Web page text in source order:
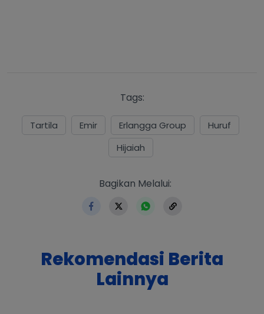
Tags:
Tartila Emir Erlangga Group
Huruf
Hijaiah
https://
Bagikan Melalui:
Rekomendasi Berita
Lainnya